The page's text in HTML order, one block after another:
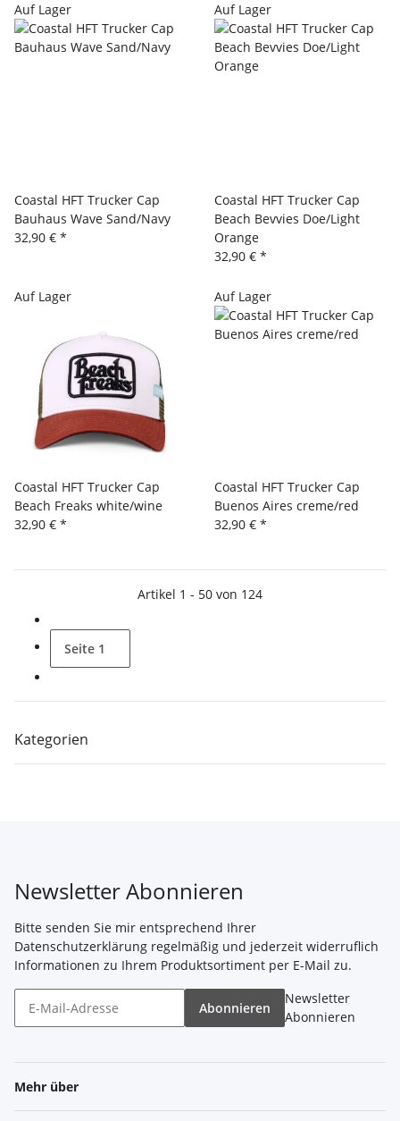
Auf Lager
Coastal HFT Trucker Cap
Bauhaus Wave Sand/Navy
32,90 € *
Auf Lager
Coastal HFT Trucker Cap
Beach Bevvies Doe/Light
Orange
32,90 € *
Auf Lager
Coastal HFT Trucker Cap
Beach Freaks white/wine
32,90 € *
Auf Lager
Coastal HFT Trucker Cap
Buenos Aires creme/red
32,90 € *
Artikel 1 - 50 von 124
Seite 1
Kategorien
Newsletter Abonnieren
Bitte senden Sie mir entsprechend Ihrer
Datenschutzerklärung regelmäßig und jederzeit widerruflich
Informationen zu Ihrem Produktsortiment per E-Mail zu.
Abonnieren
Newsletter
Abonnieren
Mehr über